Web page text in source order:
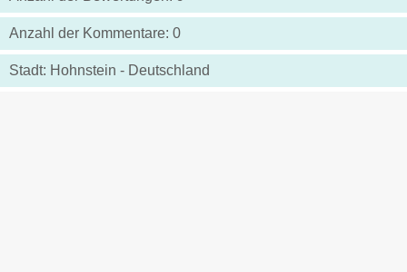
Anzahl der Kommentare: 0
Stadt: Hohnstein - Deutschland